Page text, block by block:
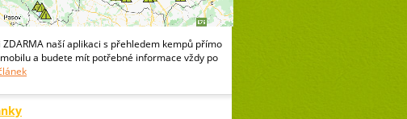
ZDARMA naší aplikaci s přehledem kempů přímo
a budete mít potřebné informace vždy po